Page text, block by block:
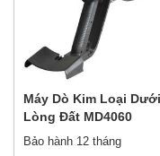
Máy Dò Kim Loại Dưới
Lòng Đất MD4060
Bảo hành 12 tháng